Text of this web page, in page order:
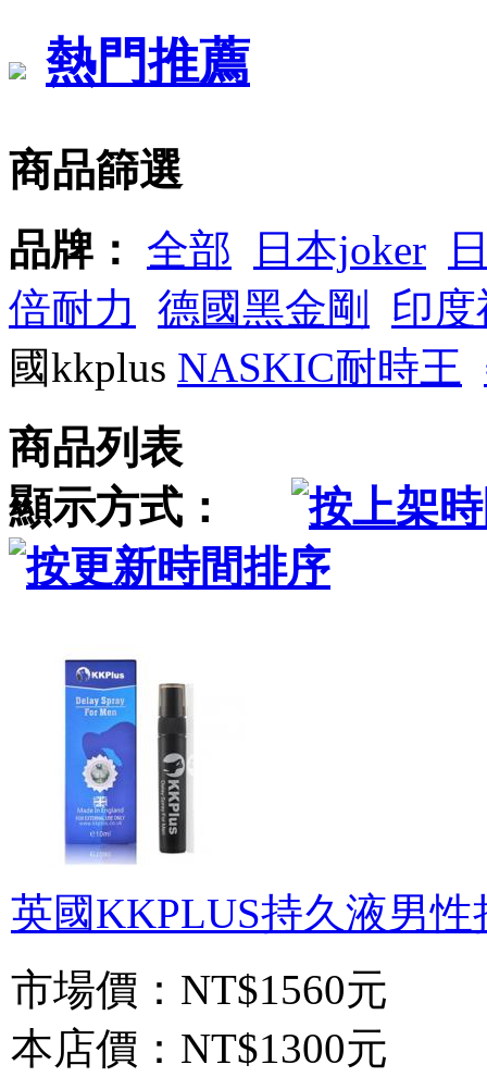
熱門推薦
商品篩選
品牌： 全部 日本joker
倍耐力
德國黑金剛
印
國kkplus NASKIC耐時王
商品列表
顯示方式：
英國KKPLUS持久液男
市場價： NT$1560元
本店價： NT$1300元